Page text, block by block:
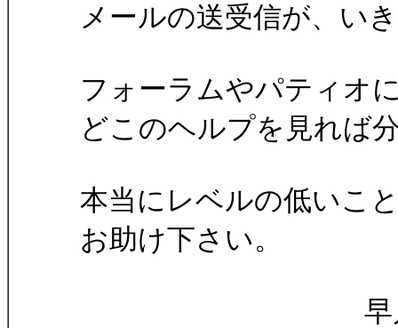
メールの送受信が、い
フォーラムやパティオ
どこのヘルプを見れば
本当にレベルの低いこ
お助け下さい。
早川竜